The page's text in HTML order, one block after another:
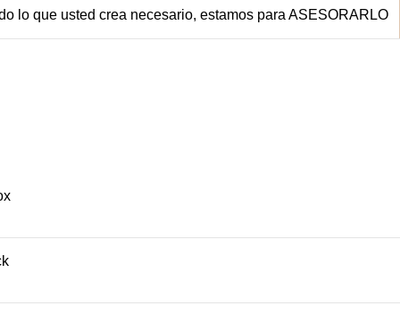
lo que usted crea necesario, estamos para ASESORARLO